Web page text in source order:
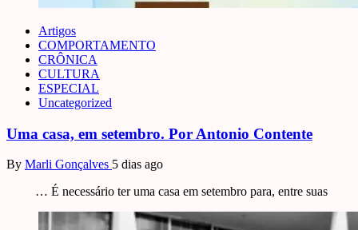
Artigos
COMPORTAMENTO
CRÔNICA
CULTURA
ESPECIAL
Uncategorized
Uma casa, em setembro. Por Antonio Contente
By Marli Gonçalves 5 dias ago
… É necessário ter uma casa em setembro para, entre suas